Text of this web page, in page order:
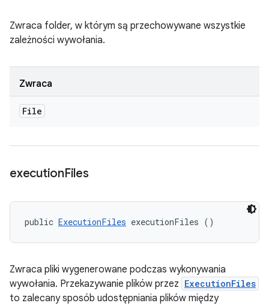
Zwraca folder, w którym są przechowywane wszystkie
zależności wywołania.
Zwraca
File
executionFiles
public ExecutionFiles executionFiles ()
Zwraca pliki wygenerowane podczas wykonywania
wywołania. Przekazywanie plików przez ExecutionFiles
to zalecany sposób udostępniania plików między